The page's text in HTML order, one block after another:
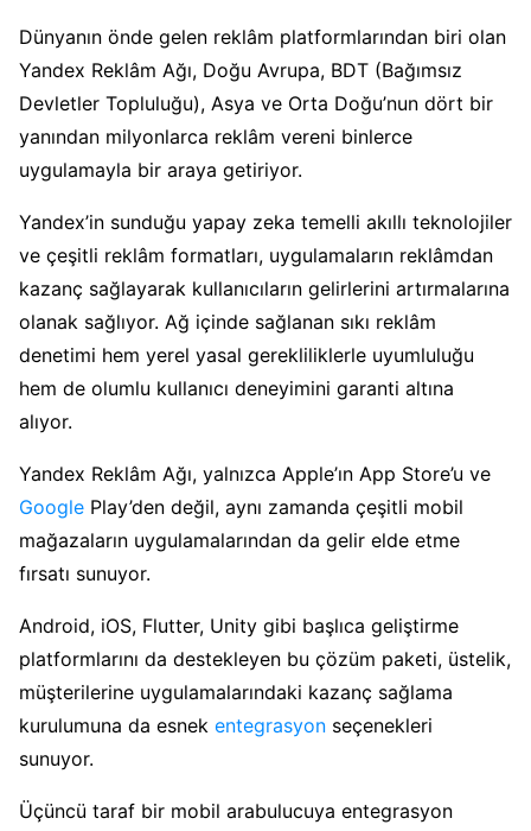
Dünyanın önde gelen reklâm platformlarından biri olan
Yandex Reklâm Ağı, Doğu Avrupa, BDT (Bağımsız
Devletler Topluluğu), Asya ve Orta Doğu’nun dört bir
yanından milyonlarca reklâm vereni binlerce
uygulamayla bir araya getiriyor.
Yandex’in sunduğu yapay zeka temelli akıllı teknolojiler
ve çeşitli reklâm formatları, uygulamaların reklâmdan
kazanç sağlayarak kullanıcıların gelirlerini artırmalarına
olanak sağlıyor. Ağ içinde sağlanan sıkı reklâm
denetimi hem yerel yasal gerekliliklerle uyumluluğu
hem de olumlu kullanıcı deneyimini garanti altına
alıyor.
Yandex Reklâm Ağı, yalnızca Apple’ın App Store’u ve
Google Play’den değil, aynı zamanda çeşitli mobil
mağazaların uygulamalarından da gelir elde etme
fırsatı sunuyor.
Android, iOS, Flutter, Unity gibi başlıca geliştirme
platformlarını da destekleyen bu çözüm paketi, üstelik,
müşterilerine uygulamalarındaki kazanç sağlama
kurulumuna da esnek entegrasyon seçenekleri
sunuyor.
Üçüncü taraf bir mobil arabulucuya entegrasyon